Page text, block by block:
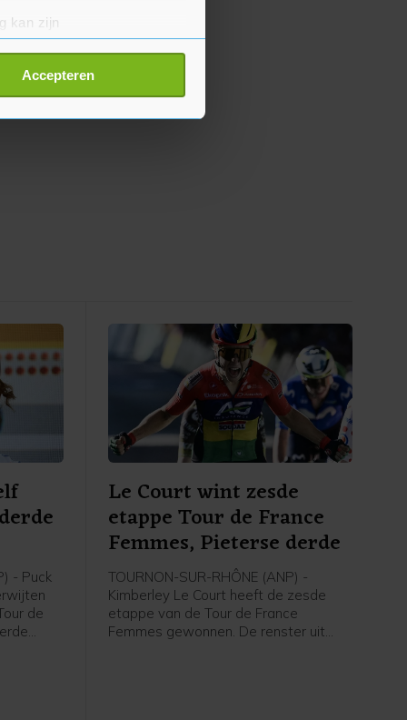
kan zijn
detailgedeelte
Accepteren
- Puck
de
Le Court wint zesde
etappe Tour de France
Femmes, Pieterse derde
TOURNON-SUR-RHÔNE (ANP) -
Kimberley Le Court heeft de zesde
etappe van de Tour de France
Femmes gewonnen. De renster uit